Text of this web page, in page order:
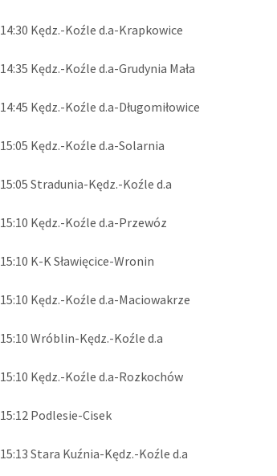
14:30 Kędz.-Koźle d.a-Krapkowice
14:35 Kędz.-Koźle d.a-Grudynia Mała
14:45 Kędz.-Koźle d.a-Długomiłowice
15:05 Kędz.-Koźle d.a-Solarnia
15:05 Stradunia-Kędz.-Koźle d.a
15:10 Kędz.-Koźle d.a-Przewóz
15:10 K-K Sławięcice-Wronin
15:10 Kędz.-Koźle d.a-Maciowakrze
15:10 Wróblin-Kędz.-Koźle d.a
15:10 Kędz.-Koźle d.a-Rozkochów
15:12 Podlesie-Cisek
15:13 Stara Kuźnia-Kędz.-Koźle d.a